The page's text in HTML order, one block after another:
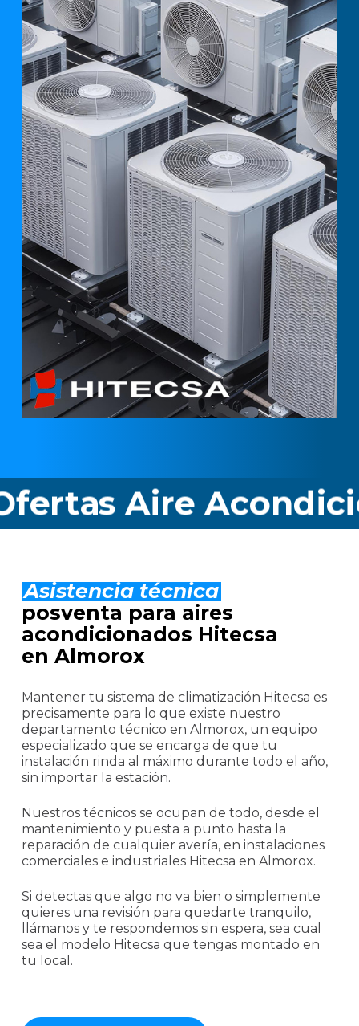
Aire
Asistencia técnica
posventa para aires
acondicionados Hitecsa
en Almorox
Mantener tu sistema de climatización Hitecsa es
precisamente para lo que existe nuestro
departamento técnico en Almorox, un equipo
especializado que se encarga de que tu
instalación rinda al máximo durante todo el año,
sin importar la estación.
Nuestros técnicos se ocupan de todo, desde el
mantenimiento y puesta a punto hasta la
reparación de cualquier avería, en instalaciones
comerciales e industriales Hitecsa en Almorox.
Si detectas que algo no va bien o simplemente
quieres una revisión para quedarte tranquilo,
llámanos y te respondemos sin espera, sea cual
sea el modelo Hitecsa que tengas montado en
tu local.